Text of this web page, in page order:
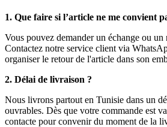
1. Que faire si l’article ne me convient
Vous pouvez demander un échange ou un
Contactez notre service client via
organiser le retour de l'article dans son
2. Délai de livraison ?
Nous livrons partout en Tunisie dans un
ouvrables. Dès que votre commande est
contacte pour convenir du moment de la